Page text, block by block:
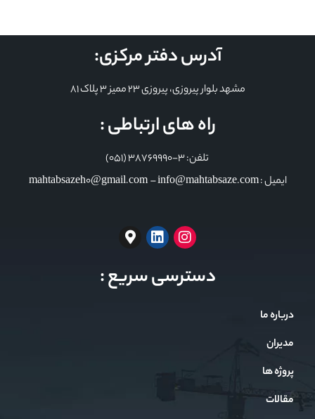
آدرس دفتر مرکزی:
مشهد بلوار پیروزی، پیروزی 23 ممیز 3 پلاک 81
راه های ارتباطی :
تلفن: 3-38769990 (051)
ایمیل : mahtabsazeh0@gmail.com – info@mahtabsaze.com
دسترسی سریع :
درباره ما
مدیران
پروژه ها
مقالات